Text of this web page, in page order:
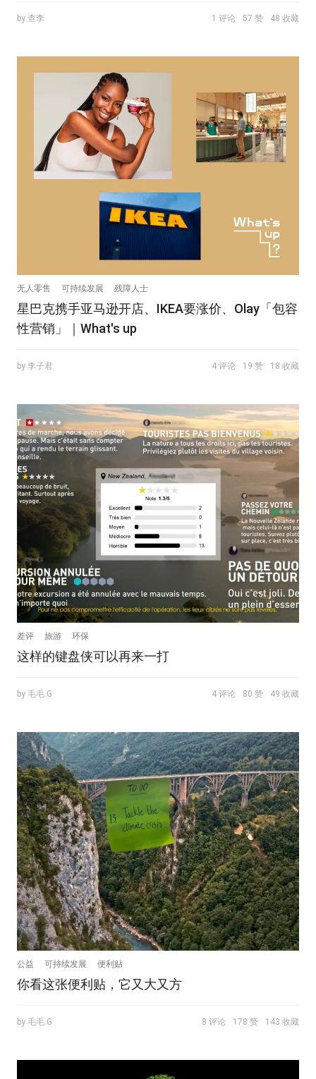
by 查李 1 评论 57 赞 48 收藏
无人零售 可持续发展 残障人士
星巴克携手亚马逊开店、IKEA要涨价、Olay「包容
性营销」｜What's up
by 李子君 4 评论 19 赞 18 收藏
差评 旅游 环保
这样的键盘侠可以再来一打
by 毛毛.G 4 评论 80 赞 49 收藏
公益 可持续发展 便利贴
你看这张便利贴，它又大又方
by 毛毛.G 8 评论 178 赞 143 收藏